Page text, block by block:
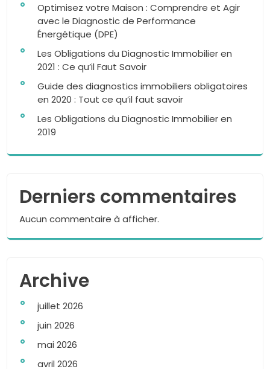
Optimisez votre Maison : Comprendre et Agir
avec le Diagnostic de Performance
Énergétique (DPE)
Les Obligations du Diagnostic Immobilier en
2021 : Ce qu’il Faut Savoir
Guide des diagnostics immobiliers obligatoires
en 2020 : Tout ce qu’il faut savoir
Les Obligations du Diagnostic Immobilier en
2019
Derniers commentaires
Aucun commentaire à afficher.
Archive
juillet 2026
juin 2026
mai 2026
avril 2026